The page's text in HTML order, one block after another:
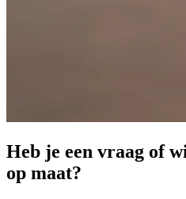
Heb je een vraag of
op maat?